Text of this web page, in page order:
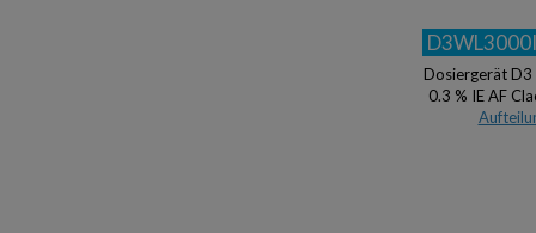
Dosiergerät D3
0.3 % IE AF